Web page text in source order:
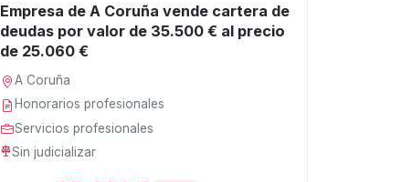
Empresa de A Coruña vende cartera de
deudas por valor de 35.500 € al precio
de 25.060 €
A Coruña
Honorarios profesionales
Servicios profesionales
Sin judicializar